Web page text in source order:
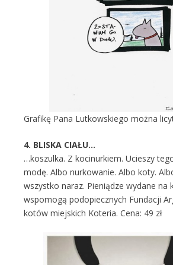
Grafikę Pana Lutkowskiego można
4. BLISKA CIAŁU…
…koszulka. Z kocinurkiem. Ucieszy
modę. Albo nurkowanie. Albo koty.
wszystko naraz. Pieniądze wydane na
wspomogą podopiecznych Fundacji
kotów miejskich Koteria. Cena: 49 zł